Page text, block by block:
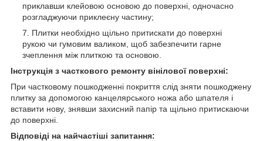
приклавши клейовою основою до поверхні, одночасно
розгладжуючи приклеєну частину;
Плитки необхідно щільно притискати до поверхні
рукою чи гумовим валиком, щоб забезпечити гарне
зчеплення між плиткою та основою.
Інструкція з часткового ремонту вінілової поверхні:
При частковому пошкодженні покриття слід зняти пошкоджену
плитку за допомогою канцелярського ножа або шпателя і
вставити нову, знявши захисний папір та щільно притискаючи
до поверхні.
Відповіді на найчастіші запитання: